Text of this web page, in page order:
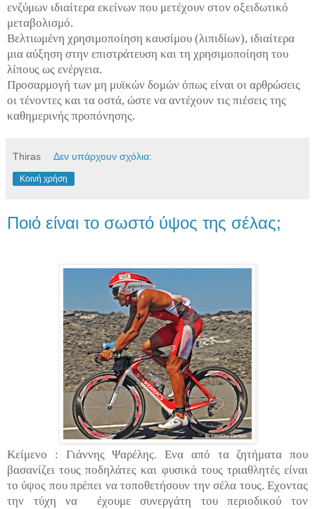
ενζύμων ιδιαίτερα εκείνων που μετέχουν στον οξειδωτικό
μεταβολισμό.
Βελτιωμένη χρησιμοποίηση καυσίμου (λιπιδίων), ιδιαίτερα
μια αύξηση στην επιστράτευση και τη χρησιμοποίηση του
λίπους ως ενέργεια.
Προσαρμογή των μη μυϊκών δομών όπως είναι οι αρθρώσεις
οι τένοντες και τα οστά, ώστε να αντέχουν τις πιέσεις της
καθημερινής προπόνησης.
Thiras Δεν υπάρχουν σχόλια:
Κοινή χρήση
Ποιό είναι το σωστό ύψος της σέλας;
Κείμενο : Γιάννης Ψαρέλης. Ενα από τα ζητήματα που
βασανίζει τους ποδηλάτες και φυσικά τους τριαθλητές είναι
το ύψος που πρέπει να τοποθετήσουν την σέλα τους. Εχοντας
την τύχη να έχουμε συνεργάτη του περιοδικού τον